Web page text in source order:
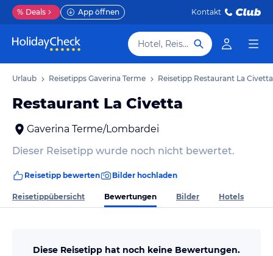
% Deals App öffnen Kontakt
Hotel, Reiseziel
Urlaub Reisetipps Gaverina Terme Reisetipp Restaurant La Civetta
Restaurant La Civetta
Gaverina Terme/Lombardei
Dieser Reisetipp wurde noch nicht bewertet.
Reisetipp bewerten Bilder hochladen
Reisetippübersicht Bewertungen Bilder Hotels
Diese Reisetipp hat noch keine Bewertungen.